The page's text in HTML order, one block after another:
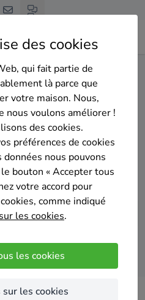
des cookies
qui fait partie de
là parce que
votre maison. Nous,
nous voulons améliorer !
des cookies.
préférences de cookies
nous pouvons
bouton « Accepter tous
votre accord pour
comme indiqué
les cookies.
les cookies
les cookies
Liège Burg-Reuland
engagement
murs creux à
des devis